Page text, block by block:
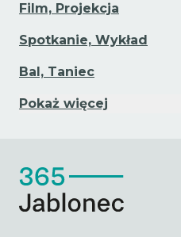
Film, Projekcja
Spotkanie, Wykład
Bal, Taniec
Pokaż więcej